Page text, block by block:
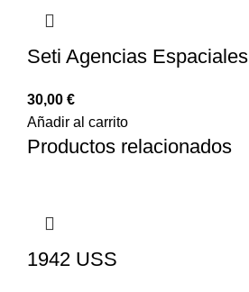
Seti Agencias Espaciales
30,00 €
Añadir al carrito
Productos relacionados
1942 USS